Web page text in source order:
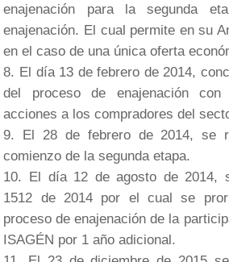
enajenación para la segunda
enajenación. El cual permite en su
en el caso de una única oferta
El día 13 de febrero de 2014,
del proceso de enajenación
acciones a los compradores del
El 28 de febrero de 2014, se
comienzo de la segunda etapa.
El día 12 de agosto de 2014,
1512 de 2014 por el cual se
proceso de enajenación de la
ISAGÉN por 1 año adicional.